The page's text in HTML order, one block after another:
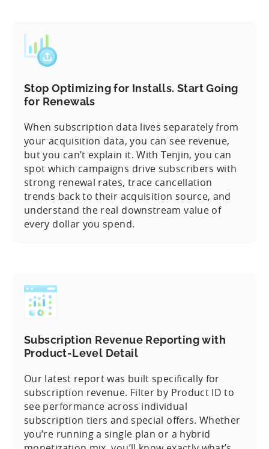
Stop Optimizing for Installs. Start Going
for Renewals
When subscription data lives separately from
your acquisition data, you can see revenue,
but you can’t explain it. With Tenjin, you can
spot which campaigns drive subscribers with
strong renewal rates, trace cancellation
trends back to their acquisition source, and
understand the real downstream value of
every dollar you spend.
Subscription Revenue Reporting with
Product-Level Detail
Our latest report was built specifically for
subscription revenue. Filter by Product ID to
see performance across individual
subscription tiers and special offers. Whether
you’re running a single plan or a hybrid